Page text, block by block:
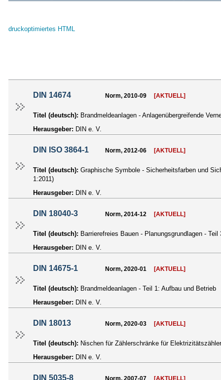
druckoptimiertes HTML
DIN 14674 Norm, 2010-09 [AKTUELL]
Titel (deutsch): Brandmeldeanlagen - Anlagenübergreifende
Herausgeber: DIN e. V.
DIN ISO 3864-1 Norm, 2012-06 [AKTUELL]
Titel (deutsch): Graphische Symbole - Sicherheitsfarben und
1:2011)
Herausgeber: DIN e. V.
DIN 18040-3 Norm, 2014-12 [AKTUELL]
Titel (deutsch): Barrierefreies Bauen - Planungsgrundlagen -
Herausgeber: DIN e. V.
DIN 14675-1 Norm, 2020-01 [AKTUELL]
Titel (deutsch): Brandmeldeanlagen - Teil 1: Aufbau und Betrieb
Herausgeber: DIN e. V.
DIN 18013 Norm, 2020-03 [AKTUELL]
Titel (deutsch): Nischen für Zählerschränke für Elektrizitätszähler
Herausgeber: DIN e. V.
DIN 5035-8 Norm, 2007-07 [AKTUELL]